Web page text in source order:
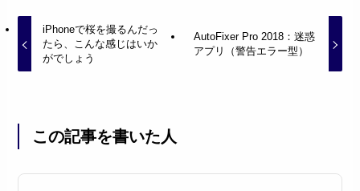
iPhoneで桜を撮るんだっ
たら、こんな感じはいか
がでしょう
AutoFixer Pro 2018：迷惑
アプリ（警告エラー型）
この記事を書いた人